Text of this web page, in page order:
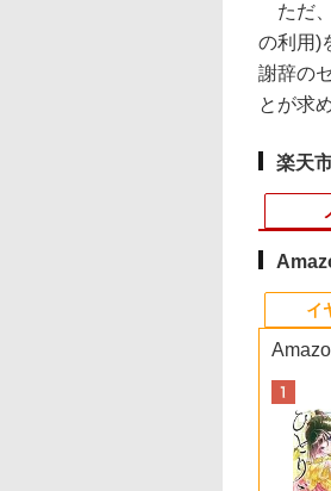
ただ、
の利用)
謝辞の
とが求
楽天
1
レビュー
｜MS
1
【クー
タッチ
1
モバイル
ーリング
1
2026年8
mini ミニ
イ